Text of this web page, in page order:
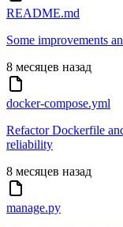
README.md
Some improvements
8 месяцев назад
docker-compose.yml
Refactor Dockerfile
reliability
8 месяцев назад
manage.py